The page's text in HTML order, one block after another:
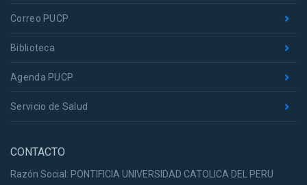
Correo PUCP
Biblioteca
Agenda PUCP
Servicio de Salud
CONTACTO
Razón Social: PONTIFICIA UNIVERSIDAD CATOLICA DEL PERU